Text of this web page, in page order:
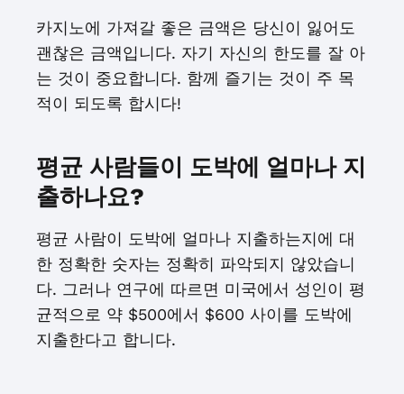
카지노에 가져갈 좋은 금액은 당신이 잃어도
괜찮은 금액입니다. 자기 자신의 한도를 잘 아
는 것이 중요합니다. 함께 즐기는 것이 주 목
적이 되도록 합시다!
평균 사람들이 도박에 얼마나 지
출하나요?
평균 사람이 도박에 얼마나 지출하는지에 대
한 정확한 숫자는 정확히 파악되지 않았습니
다. 그러나 연구에 따르면 미국에서 성인이 평
균적으로 약 $500에서 $600 사이를 도박에
지출한다고 합니다.